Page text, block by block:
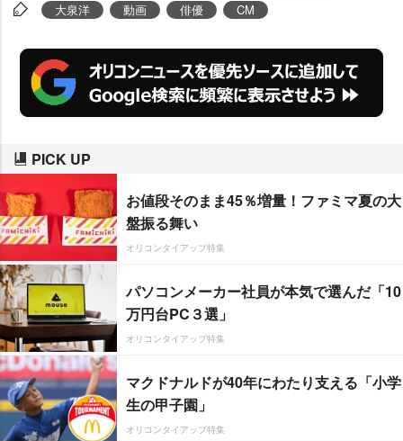
大泉洋 動画 俳優 CM
PICK UP
お値段そのまま45％増量！ファミマ夏の大
盤振る舞い
オリコンタイアップ特集
パソコンメーカー社員が本気で選んだ「10
万円台PC３選」
オリコンタイアップ特集
マクドナルドが40年にわたり支える「小学
生の甲子園」
オリコンタイアップ特集